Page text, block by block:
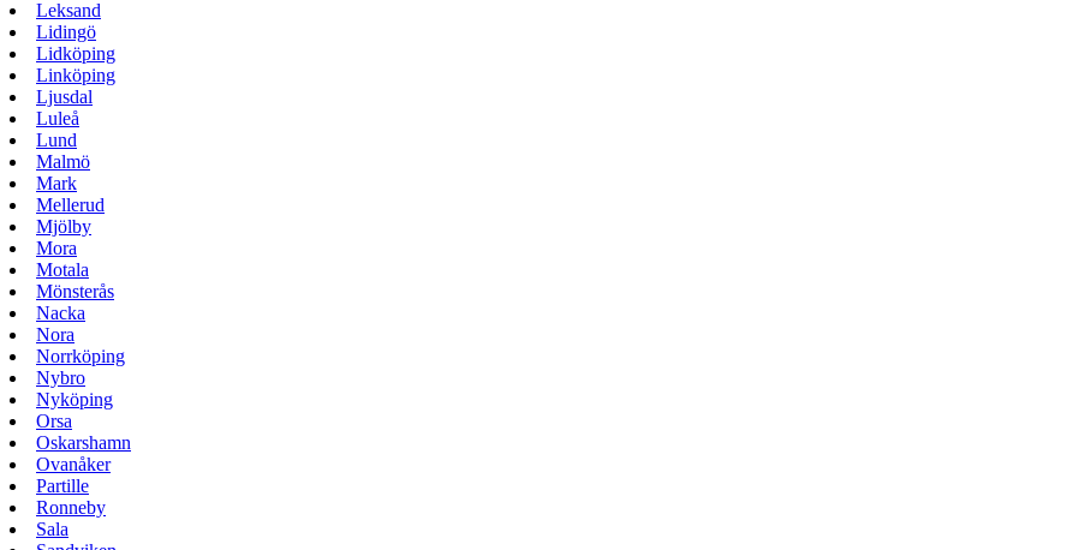
Leksand
Lidingö
Lidköping
Linköping
Ljusdal
Luleå
Lund
Malmö
Mark
Mellerud
Mjölby
Mora
Motala
Mönsterås
Nacka
Nora
Norrköping
Nybro
Nyköping
Orsa
Oskarshamn
Ovanåker
Partille
Ronneby
Sala